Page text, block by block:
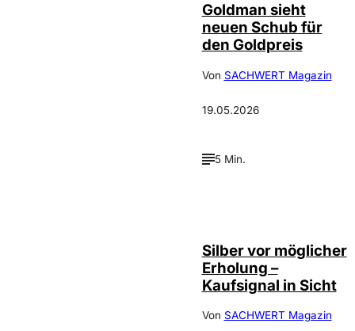
Goldman sieht
neuen Schub für
den Goldpreis
Von SACHWERT Magazin
19.05.2026
5 Min.
Silber vor möglicher
Erholung –
Kaufsignal in Sicht
Von SACHWERT Magazin